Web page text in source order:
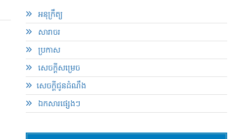
អនុក្រឹត្យ
សារាចរ​
ប្រកាស
សេចក្តីសម្រេច
​សេចក្ដីជូនដំណឹង
ឯកសារផ្សេងៗ